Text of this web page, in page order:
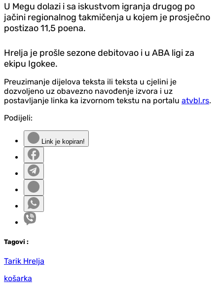
U Megu dolazi i sa iskustvom igranja drugog po
jačini regionalnog takmičenja u kojem je prosječno
postizao 11,5 poena.
Hrelja je prošle sezone debitovao i u ABA ligi za
ekipu Igokee.
Preuzimanje dijelova teksta ili teksta u cjelini je
dozvoljeno uz obavezno navođenje izvora i uz
postavljanje linka ka izvornom tekstu na portalu atvbl.rs.
Podijeli:
Link je kopiran!
Tagovi :
Tarik Hrelja
košarka